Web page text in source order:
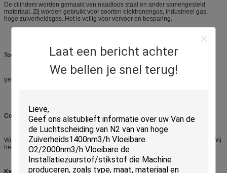
Laat een bericht achter
We bellen je snel terug!
De cilinders worden gemaakt van naadloos staal en ander samengesteld
materiaal. Zij worden gebruikt voor soorten elektronengas, industrieel gas,
hoge zuiverheidsgas. Het is veilig voor vervoer en besparing.
Toepassingen:
gebruikt voor soorten medisch, industrieel, & high-purity gas.
Concurrentievoordeel:
Wij hebben uitgevoerd naar het jaar van vele landen en van gebieden zeer. Wij
hebben strikt systeem voor kwaliteitscontrole en zeer redelijke prijzen.
Kwaliteit: